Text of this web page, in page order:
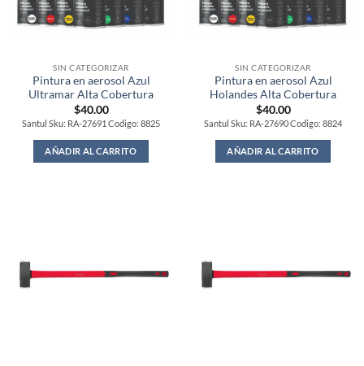
SIN CATEGORIZAR
Pintura en aerosol Azul
Ultramar Alta Cobertura
$40.00
Santul Sku: RA-27691 Codigo: 8825
AÑADIR AL CARRITO
SIN CATEGORIZAR
Pintura en aerosol Azul
Holandes Alta Cobertura
$40.00
Santul Sku: RA-27690 Codigo: 8824
AÑADIR AL CARRITO